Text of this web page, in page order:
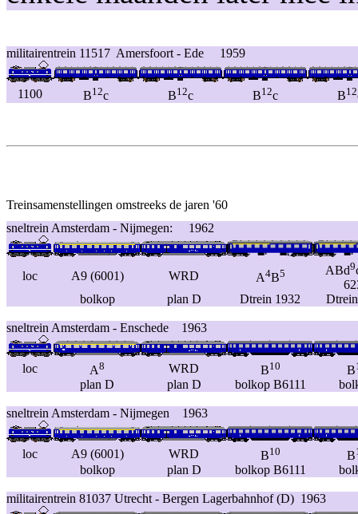
militairentrein 11517 Amersfoort - Ede 1959
1100 B12c B12c B12c B12
Treinsamenstellingen omstreeks de jaren '60
sneltrein Amsterdam - Nijmegen: 1962
loc A9 (6001) WRD A4B5 ABd9
bolkop
plan D Dtrein 1932
sneltrein Amsterdam - Enschede 1963
loc A8 WRD B10 B
plan D plan D bolkop B6111
sneltrein Amsterdam - Nijmegen 1963
loc A9 (6001) WRD B10 B
bolkop plan D bolkop B6111
militairentrein 81037 Utrecht - Bergen Lagerbahnhof (D) 1963